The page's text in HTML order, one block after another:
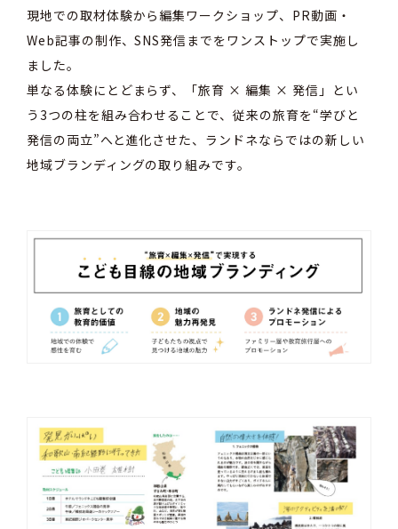
現地での取材体験から編集ワークショップ、PR動画・
Web記事の制作、SNS発信までをワンストップで実施し
ました。
単なる体験にとどまらず、「旅育 × 編集 × 発信」とい
う3つの柱を組み合わせることで、従来の旅育を“学びと
発信の両立”へと進化させた、ランドネならではの新しい
地域ブランディングの取り組みです。